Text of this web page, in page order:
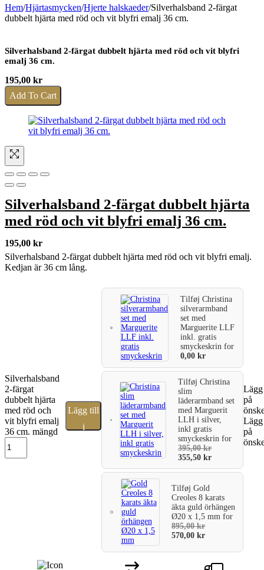
Hem/Hjärtasmycken/Hjerte halskaeder/Silverhalsband 2-färgat
dubbelt hjärta med röd och vit blyfri emalj 36 cm.
Silverhalsband 2-färgat dubbelt hjärta med röd och vit blyfri
emalj 36 cm.
195,00 kr
Add To Cart
Silverhalsband 2-färgat dubbelt hjärta
med röd och vit blyfri emalj 36 cm.
195,00 kr
Silverhalsband 2-färgat dubbelt hjärta med röd och vit blyfri emalj.
Kedjan är 36 cm lång.
Silverhalsband
2-färgat
dubbelt hjärta
med röd och
vit blyfri emalj
36 cm. mängd
Lägg till
i
TilføjChristina
silverarmband
set med
Marguerite LLF
inkl. gratis
smyckeskrinfor
0,00kr
TilføjChristina
slim
läderarmband set
med Marguerit
LLH i silver,
inkl gratis
smyckeskrinfor
395,00kr
355,50kr
TilføjGold
Creoles 8 karats
äkta guld örhängen
Ø20 x 1,5 mmfor
895,00kr
570,00kr
på
på